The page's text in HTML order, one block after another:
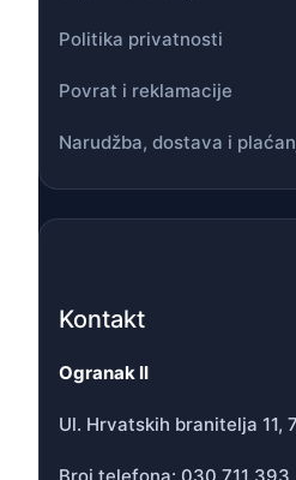
Politika privatnosti
Povrat i reklamacije
Narudžba, dostava i
Kontakt
Ogranak II
Ul. Hrvatskih branitelja 11,
Broj telefona: 030 711 393